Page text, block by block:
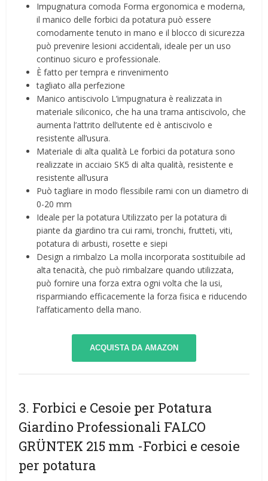
Impugnatura comoda Forma ergonomica e moderna,
il manico delle forbici da potatura può essere
comodamente tenuto in mano e il blocco di sicurezza
può prevenire lesioni accidentali, ideale per un uso
continuo sicuro e professionale.
È fatto per tempra e rinvenimento
tagliato alla perfezione
Manico antiscivolo L’impugnatura è realizzata in
materiale siliconico, che ha una trama antiscivolo, che
aumenta l’attrito dell’utente ed è antiscivolo e
resistente all’usura.
Materiale di alta qualità Le forbici da potatura sono
realizzate in acciaio SK5 di alta qualità, resistente e
resistente all’usura
Può tagliare in modo flessibile rami con un diametro di
0-20 mm
Ideale per la potatura Utilizzato per la potatura di
piante da giardino tra cui rami, tronchi, frutteti, viti,
potatura di arbusti, rosette e siepi
Design a rimbalzo La molla incorporata sostituibile ad
alta tenacità, che può rimbalzare quando utilizzata,
può fornire una forza extra ogni volta che la usi,
risparmiando efficacemente la forza fisica e riducendo
l’affaticamento della mano.
ACQUISTA DA AMAZON
3. Forbici e Cesoie per Potatura
Giardino Professionali FALCO
GRÜNTEK 215 mm -Forbici e cesoie
per potatura